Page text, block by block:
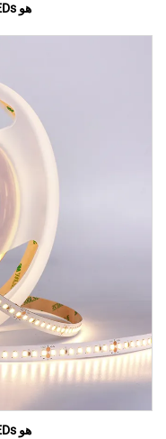
هو W128 2835 128LEDs
هو W160 2835 128LEDs